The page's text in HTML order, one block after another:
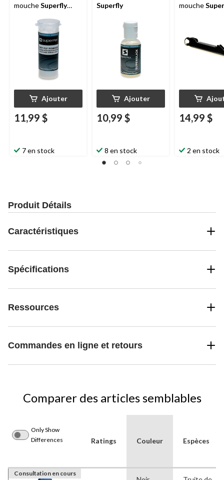
moucheSuperfly
Ajouter
11,99 $
7 en stock
Superfly
Ajouter
10,99 $
8 en stock
mouche
14,99 $
2 en stock
Produit Détails
Caractéristiques
Spécifications
Ressources
Commandes en ligne et retours
Comparer des articles semblables
Only Show
Differences
Ratings Couleur Espèces
Consultation en cours